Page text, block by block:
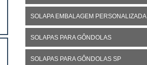
SOLAPA EMBALAGEM PERSONALIZADA
SOLAPAS PARA GÔNDOLAS
SOLAPAS PARA GÔNDOLAS SP